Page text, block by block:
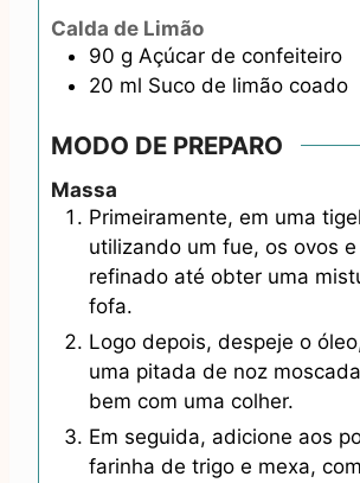
Calda de Limão
90 g Açúcar de confeiteiro
20 ml Suco de limão coado
MODO DE PREPARO
Massa
Primeiramente, em uma
utilizando um fue, os ovos
refinado até obter uma
fofa.
Logo depois, despeje o
uma pitada de noz
bem com uma colher.
Em seguida, adicione aos
farinha de trigo e mexa,